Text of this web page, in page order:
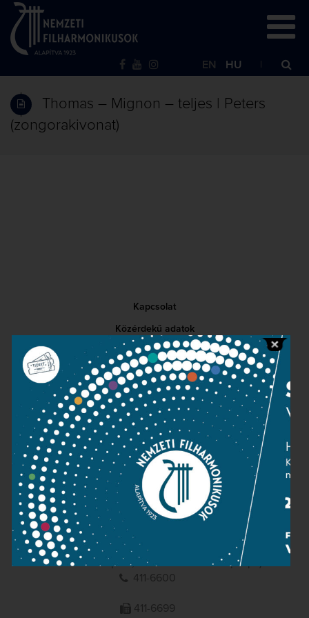
EN HU
Thomas – Mignon – teljes | Peters
(zongorakivonat)
Kapcsolat
Közérdekű adatok
Sajtószoba
Adatvédelem
Impresszum
NEMZETI
FILHARMONIKUSOK
1095 Budapest, Komor Marcell u. 1. (Müpa)
411-6600
411-6699